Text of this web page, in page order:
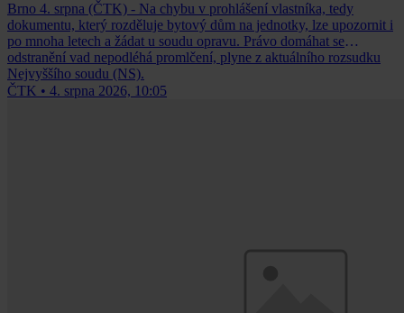
Brno 4. srpna (ČTK) - Na chybu v prohlášení vlastníka, tedy
dokumentu, který rozděluje bytový dům na jednotky, lze upozornit i
po mnoha letech a žádat u soudu opravu. Právo domáhat se
odstranění vad nepodléhá promlčení, plyne z aktuálního rozsudku
Nejvyššího soudu (NS).
ČTK • 4. srpna 2026, 10:05